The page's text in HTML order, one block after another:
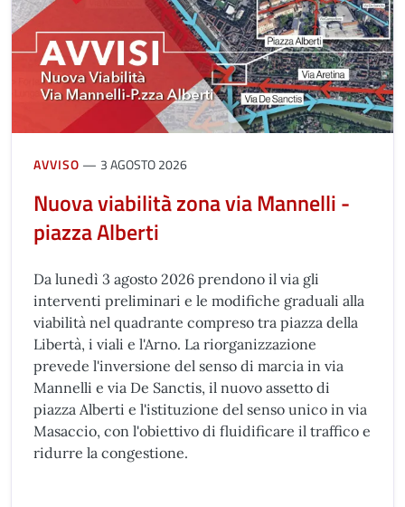
AVVISO 3 AGOSTO 2026
Nuova viabilità zona via Mannelli -
piazza Alberti
Da lunedì 3 agosto 2026 prendono il via gli
interventi preliminari e le modifiche graduali alla
viabilità nel quadrante compreso tra piazza della
Libertà, i viali e l'Arno. La riorganizzazione
prevede l'inversione del senso di marcia in via
Mannelli e via De Sanctis, il nuovo assetto di
piazza Alberti e l'istituzione del senso unico in via
Masaccio, con l'obiettivo di fluidificare il traffico e
ridurre la congestione.